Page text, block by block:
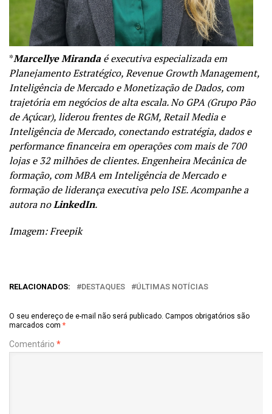
*Marcellye Miranda é executiva especializada em
Planejamento Estratégico, Revenue Growth Management,
Inteligência de Mercado e Monetização de Dados, com
trajetória em negócios de alta escala. No GPA (Grupo Pão
de Açúcar), liderou frentes de RGM, Retail Media e
Inteligência de Mercado, conectando estratégia, dados e
performance financeira em operações com mais de 700
lojas e 32 milhões de clientes. Engenheira Mecânica de
formação, com MBA em Inteligência de Mercado e
formação de liderança executiva pelo ISE. Acompanhe a
autora noLinkedIn.
Imagem: Freepik
RELACIONADOS: DESTAQUES ÚLTIMAS NOTÍCIAS
O seu endereço de e-mail não será publicado. Campos obrigatórios são
marcados com *
Comentário *